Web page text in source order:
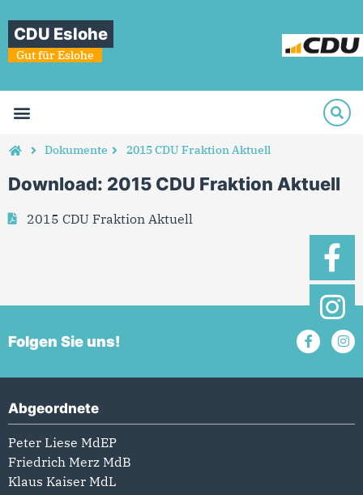
CDU Eslohe
Gut für Eslohe
Dokumente 2015 CDU Fraktion Aktuell
Download: 2015 CDU Fraktion Aktuell
2015 CDU Fraktion Aktuell
Folgen Sie uns!
Abgeordnete
Peter Liese MdEP
Friedrich Merz MdB
Klaus Kaiser MdL